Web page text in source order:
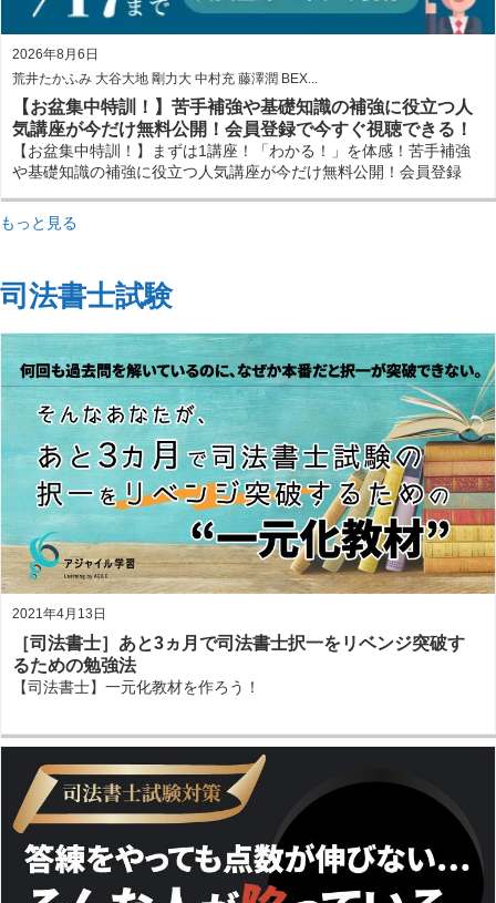
2026年8月6日
荒井たかふみ 大谷大地 剛力大 中村充 藤澤潤 BEX...
【お盆集中特訓！】苦手補強や基礎知識の補強に役立つ人
気講座が今だけ無料公開！会員登録で今すぐ視聴できる！
【お盆集中特訓！】まずは1講座！「わかる！」を体感！苦手補強
や基礎知識の補強に役立つ人気講座が今だけ無料公開！会員登録
もっと見る
司法書士試験
2021年4月13日
［司法書士］あと3ヵ月で司法書士択一をリベンジ突破す
るための勉強法
【司法書士】一元化教材を作ろう！